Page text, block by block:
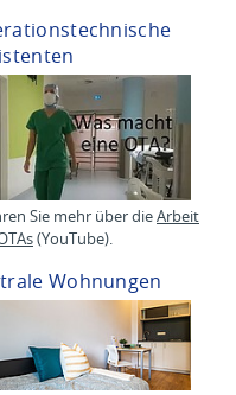
Sie mehr über dieArbeit
(YouTube).
Wohnungen